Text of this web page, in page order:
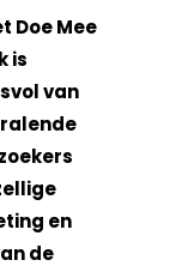
Doe Mee
is
van
en
de